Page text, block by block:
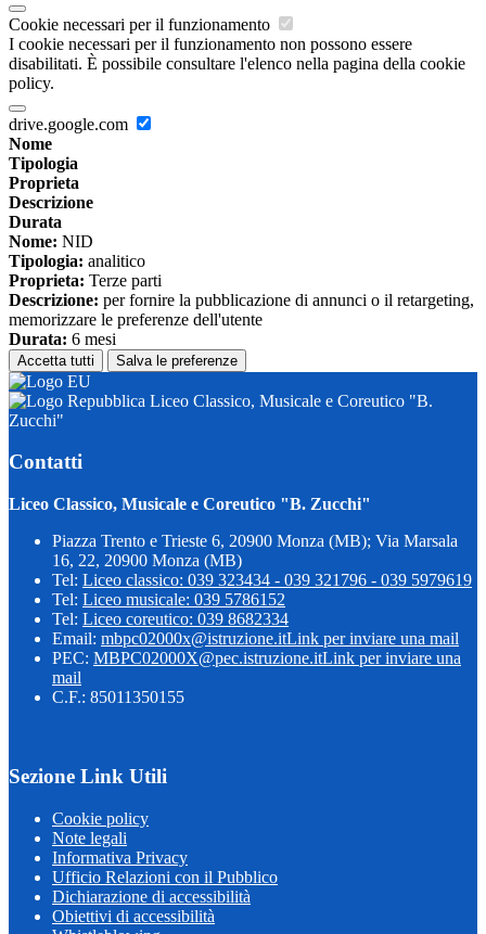
Cookie necessari per il funzionamento
I cookie necessari per il funzionamento non possono essere
disabilitati. È possibile consultare l'elenco nella pagina della cookie
policy.
drive.google.com
Nome
Tipologia
Proprieta
Descrizione
Durata
Nome: NID
Tipologia: analitico
Proprieta: Terze parti
Descrizione: per fornire la pubblicazione di annunci o il retargeting,
memorizzare le preferenze dell'utente
Durata: 6 mesi
Accetta tutti Salva le preferenze
Liceo Classico, Musicale e Coreutico "B.
Zucchi"
Contatti
Liceo Classico, Musicale e Coreutico "B. Zucchi"
Piazza Trento e Trieste 6, 20900 Monza (MB); Via Marsala
16, 22, 20900 Monza (MB)
Tel: Liceo classico: 039 323434 - 039 321796 - 039 5979619
Tel: Liceo musicale: 039 5786152
Tel: Liceo coreutico: 039 8682334
Email: mbpc02000x@istruzione.itLink per inviare una mail
PEC: MBPC02000X@pec.istruzione.itLink per inviare una
mail
C.F.: 85011350155
Sezione Link Utili
Cookie policy
Note legali
Informativa Privacy
Ufficio Relazioni con il Pubblico
Dichiarazione di accessibilità
Obiettivi di accessibilità